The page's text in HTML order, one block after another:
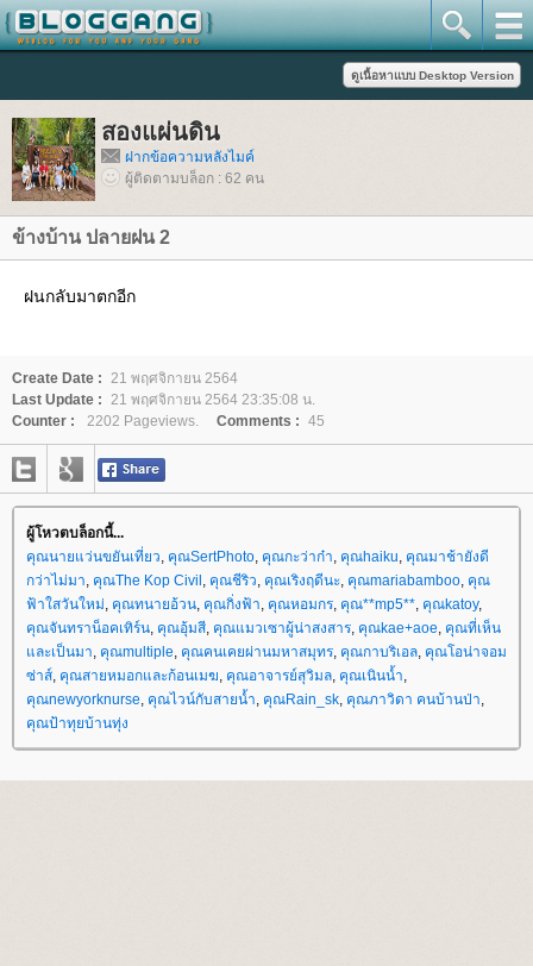
สองแผ่นดิน
ฝากข้อความหลังไมค์
ผู้ติดตามบล็อก : 62 คน
ข้างบ้าน ปลายฝน 2
ฝนกลับมาตกอีก
Create Date : 21 พฤศจิกายน 2564
Last Update : 21 พฤศจิกายน 2564 23:35:08 น.
Counter :
2202 Pageviews. Comments : 45
ผู้โหวตบล็อกนี้...
คุณนายแว่นขยันเที่ยว, คุณSertPhoto, คุณกะว่าก๋า, คุณhaiku, คุณมาช้ายังดี
กว่าไม่มา, คุณThe Kop Civil , คุณชีริว, คุณเริงฤดีนะ, คุณmariabamboo, คุณ
ฟ้าใสวันใหม่, คุณทนายอ้วน, คุณกิ่งฟ้า, คุณหอมกร, คุณ**mp5**, คุณkatoy,
คุณจันทราน็อคเทิร์น, คุณอุ้มสี, คุณแมวเซาผู้น่าสงสาร, คุณkae+aoe, คุณที่เห็น
ละเป็นมา, คุณmultiple, คุณคนเคยผ่านมหาสมุทร, คุณกาบริเอล, คุณโอน่าจอม
ซ่าส์, คุณสายหมอกและก้อนเมฆ, คุณอาจารย์สุวิมล, คุณเนินน้ำ,
คุณnewyorknurse, คุณไวน์กับสายน้ำ, คุณRain_sk, คุณภาวิดา คนบ้านป่า,
คุณป้าทุยบ้านทุ่ง